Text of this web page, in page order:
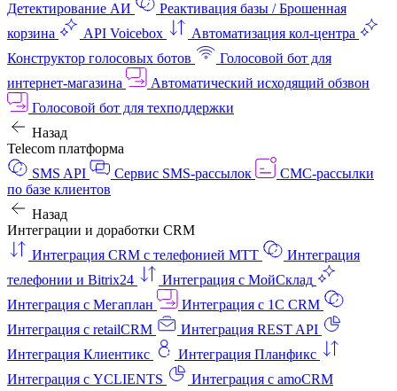
Детектирование АИ
Реактивация базы / Брошенная
корзина
API Voicebox
Автоматизация кол‑центра
Конструктор голосовых ботов
Голосовой бот для
интернет‑магазина
Автоматический исходящий обзвон
Голосовой бот для техподдержки
Назад
Telecom платформа
SMS API
Сервис SMS-рассылок
СМС-рассылки
по базе клиентов
Назад
Интеграции и доработки CRM
Интеграция CRM с телефонией МТТ
Интеграция
телефонии и Bitrix24
Интеграция с МойСклад
Интеграция с Мегаплан
Интеграция с 1C CRM
Интеграция с retailCRM
Интеграция REST API
Интеграция Клиентикс
Интеграция Планфикс
Интеграция с YCLIENTS
Интеграция с amoCRM